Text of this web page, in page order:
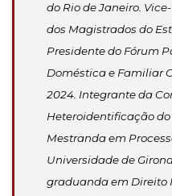
do Rio de Janeiro.
dos Magistrados do
Presidente do Fórum
Doméstica e Familiar
2024. Integrante da
Heteroidentificação do
Mestranda em
Universidade de
graduanda em Direito